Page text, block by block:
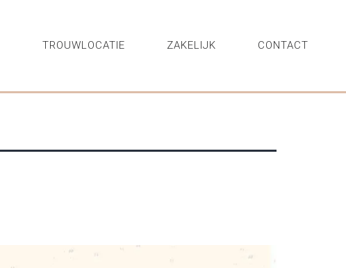
TROUWLOCATIE ZAKELIJK CONTACT